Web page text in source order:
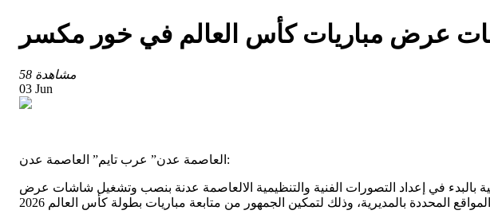
عرض مباريات كأس العالم في خور مكسر
58 مشاهدة
03 Jun
العاصمة عدن” عرب تايم” العاصمة عدن:
بالبدء في إعداد التصورات الفنية والتنظيمية الالعاصمة عدنة بنصب وتشغيل شاشات عرض